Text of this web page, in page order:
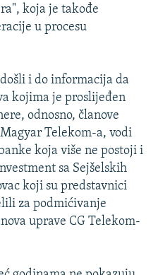
koja je takođe
u procesu
i do informacija da
kojima je proslijeđen
odnosno, članove
Telekom-a, vodi
koja više ne postoji i
sa Sejšelskih
koji su predstavnici
za podmićivanje
uprave CG Telekom-